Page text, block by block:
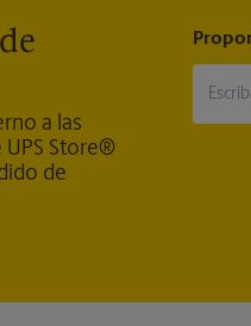
a las
UPS Store®
de